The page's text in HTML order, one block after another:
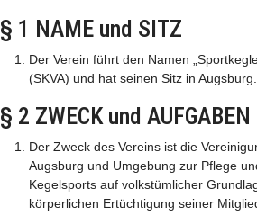
§ 1 NAME und SITZ
Der Verein führt den Namen
(SKVA) und hat seinen Sitz in Augsburg.
§ 2 ZWECK und AUFGABEN
Der Zweck des Vereins ist die
Augsburg und Umgebung zur Pflege
Kegelsports auf volkstümlicher
körperlichen Ertüchtigung seiner